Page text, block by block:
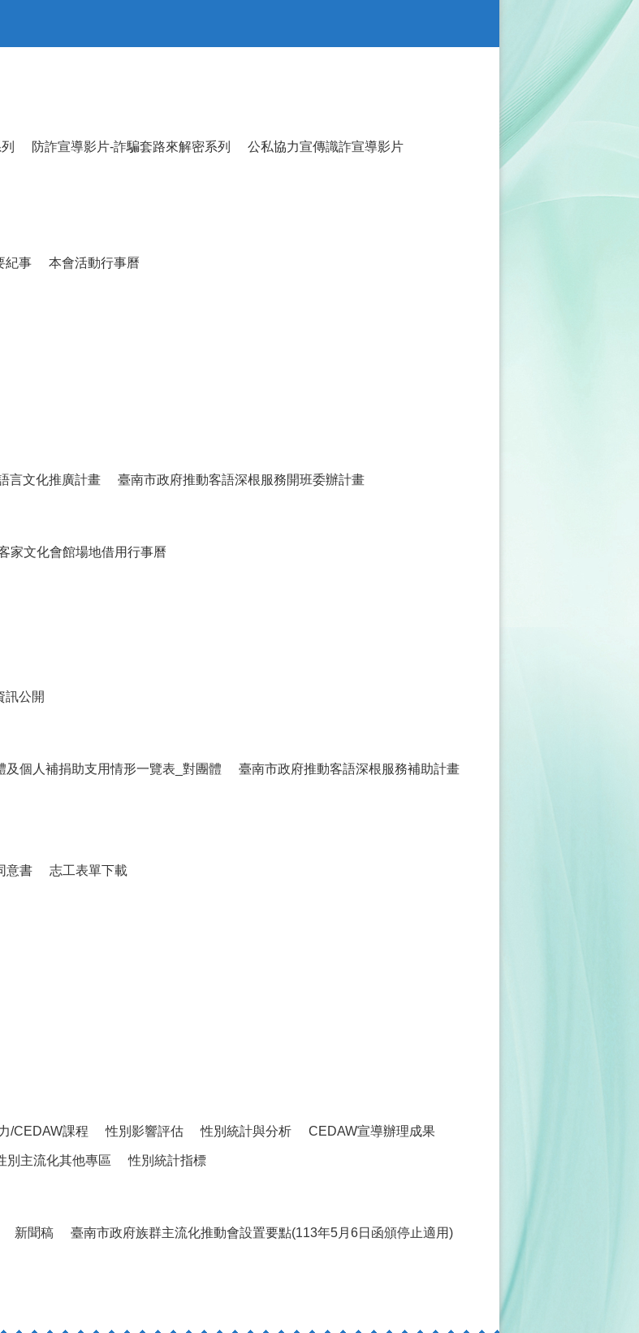
防詐宣導影片-詐騙套路來解密系列 公私協力宣傳識詐宣導影片
紀事 本會活動行事曆
言文化推廣計畫 臺南市政府推動客語深根服務開班委辦計畫
家文化會館場地借用行事曆
訊公開
及個人補捐助支用情形一覽表_對團體 臺南市政府推動客語深根服務補助計畫
意書 志工表單下載
/CEDAW課程 性別影響評估 性別統計與分析 CEDAW宣導辦理成果
別主流化其他專區 性別統計指標
新聞稿 臺南市政府族群主流化推動會設置要點(113年5月6日函頒停止適用)